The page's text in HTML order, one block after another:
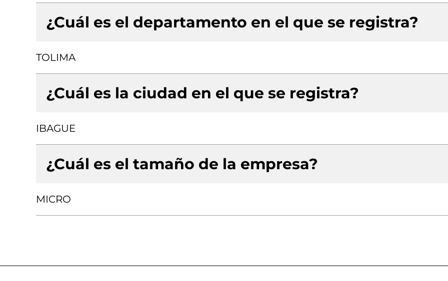
¿Cuál es el departamento en el que se registra?
TOLIMA
¿Cuál es la ciudad en el que se registra?
IBAGUE
¿Cuál es el tamaño de la empresa?
MICRO